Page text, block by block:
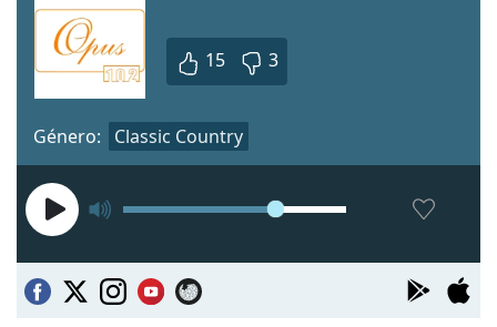
15 3
Género: Classic Country